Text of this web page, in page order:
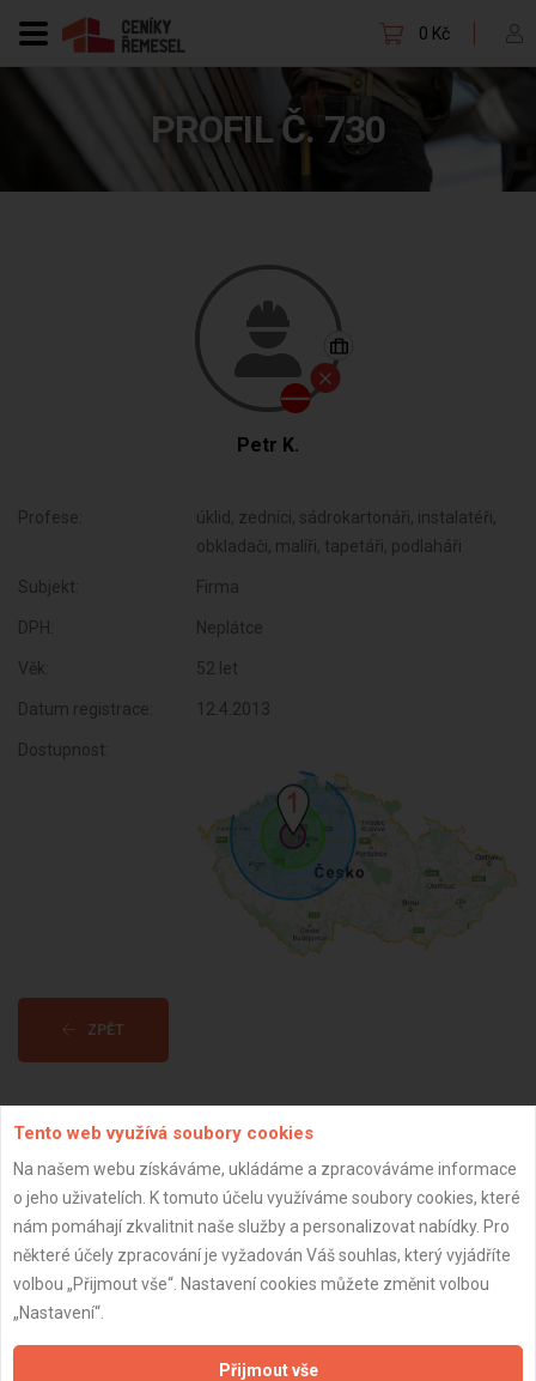
0 Kč
PROFIL Č. 730
Petr K.
Profese:
úklid, zedníci, sádrokartonáři, instalatéři,
obkladači, malíři, tapetáři, podlaháři
Subjekt: Firma
DPH: Neplátce
Věk: 52 let
Datum registrace: 12.4.2013
Dostupnost:
ZPĚT
Důležité informace
Zásady pro používání souborů cookie
Tento web využívá soubory cookies
Na našem webu získáváme, ukládáme a zpracováváme informace
o jeho uživatelích. K tomuto účelu využíváme soubory cookies, které
nám pomáhají zkvalitnit naše služby a personalizovat nabídky. Pro
některé účely zpracování je vyžadován Váš souhlas, který vyjádříte
volbou „Přijmout vše“. Nastavení cookies můžete změnit volbou
„Nastavení“.
Přijmout vše